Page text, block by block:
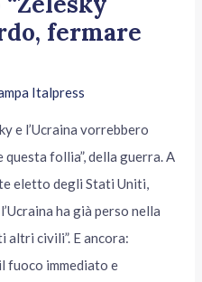
fermare
Italpress
e l’Ucraina vorrebbero
follia”, della guerra. A
eletto degli Stati Uniti,
ha già perso nella
altri civili”. E ancora:
fuoco immediato e